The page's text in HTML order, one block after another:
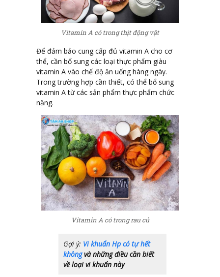
Vitamin A có trong thịt động vật
Để đảm bảo cung cấp đủ vitamin A cho cơ
thể, cần bổ sung các loại thực phẩm giàu
vitamin A vào chế độ ăn uống hàng ngày.
Trong trường hợp cần thiết, có thể bổ sung
vitamin A từ các sản phẩm thực phẩm chức
năng.
Vitamin A có trong rau củ
Gợi ý: Vi khuẩn Hp có tự hết
khôngvà những điều cần biết
về loại vi khuẩn này